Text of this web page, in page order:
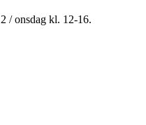
/ onsdag kl. 12-16.